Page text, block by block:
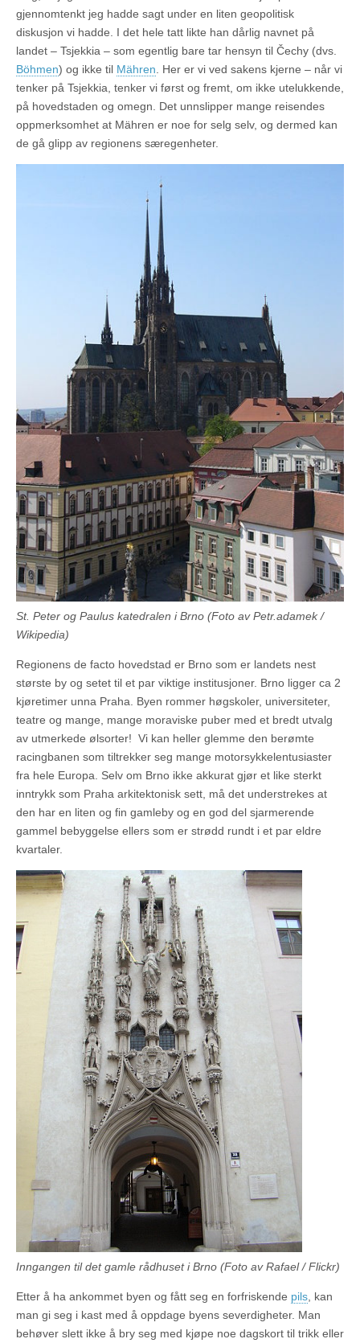
gjennomtenkt jeg hadde sagt under en liten geopolitisk
diskusjon vi hadde. I det hele tatt likte han dårlig navnet på
landet – Tsjekkia – som egentlig bare tar hensyn til Čechy (dvs.
Böhmen) og ikke til Mähren . Her er vi ved sakens kjerne – når vi
tenker på Tsjekkia, tenker vi først og fremt, om ikke utelukkende,
på hovedstaden og omegn. Det unnslipper mange reisendes
oppmerksomhet at Mähren er noe for selg selv, og dermed kan
de gå glipp av regionens særegenheter.
St. Peter og Paulus katedralen i Brno (Foto av Petr.adamek /
Wikipedia)
Regionens de facto hovedstad er Brno som er landets nest
største by og setet til et par viktige institusjoner. Brno ligger ca 2
kjøretimer unna Praha. Byen rommer høgskoler, universiteter,
teatre og mange, mange moraviske puber med et bredt utvalg
av utmerkede ølsorter! Vi kan heller glemme den berømte
racingbanen som tiltrekker seg mange motorsykkelentusiaster
fra hele Europa. Selv om Brno ikke akkurat gjør et like sterkt
inntrykk som Praha arkitektonisk sett, må det understrekes at
den har en liten og fin gamleby og en god del sjarmerende
gammel bebyggelse ellers som er strødd rundt i et par eldre
kvartaler.
Inngangen til det gamle rådhuset i Brno (Foto av Rafael / Flickr)
Etter å ha ankommet byen og fått seg en forfriskende pils , kan
man gi seg i kast med å oppdage byens severdigheter. Man
behøver slett ikke å bry seg med kjøpe noe dagskort til trikk eller